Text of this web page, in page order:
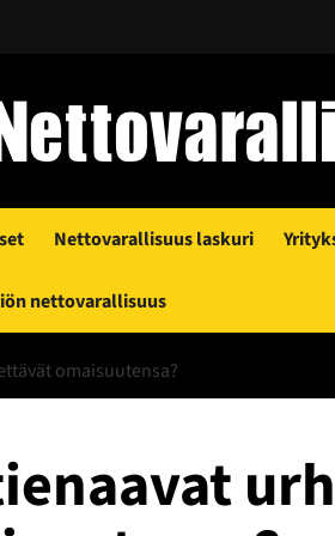
Nettovarallisuus laskuri
nettovarallisuus
omaisuutensa?